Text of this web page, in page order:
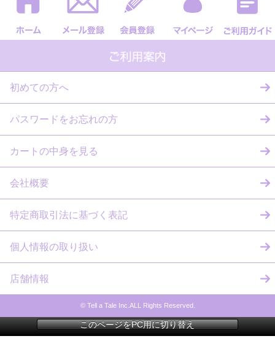
初めての方へ
パスワードをお忘れの方
カートの中身を見る
会社概要
特定商取引法に基づく表記
個人情報の取り扱い
店舗情報
© Tell a Tale Inc.ALL Rights Reserved.
このページをPC用に切り替え